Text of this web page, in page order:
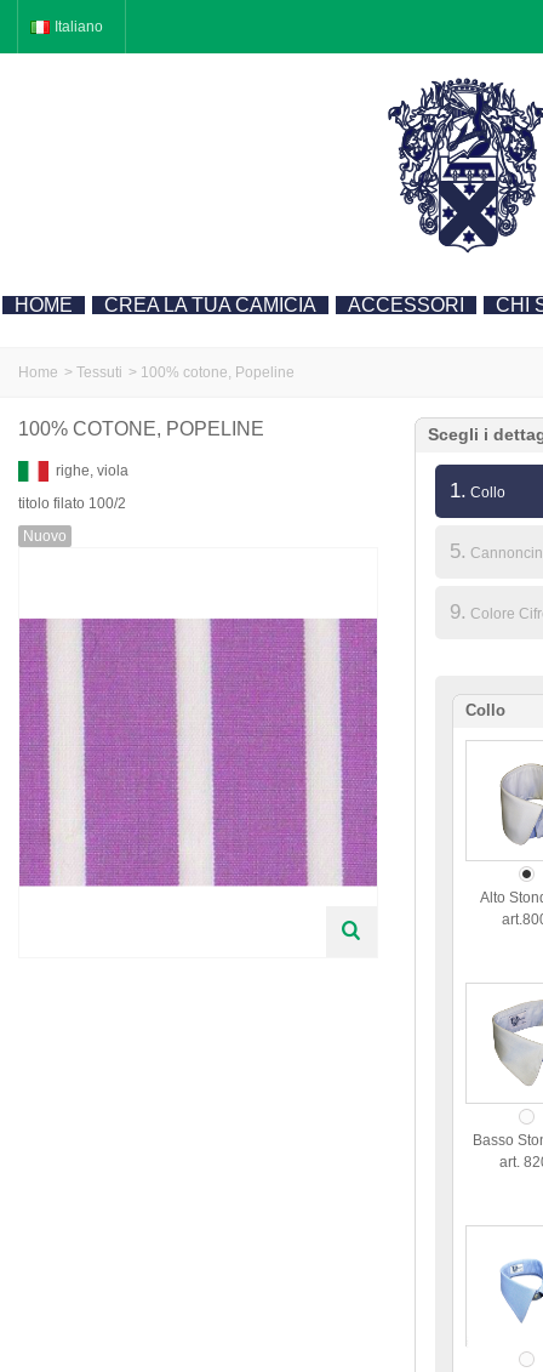
Italiano
HOME CREA LA TUA CAMICIA ACCESSORI CHI
Home > Tessuti > 100% cotone, Popeline
100% COTONE, POPELINE
righe, viola
titolo filato 100/2
Nuovo
Scegli i
1. Collo
5.
9. Colore
Collo
Alto
Basso
art.